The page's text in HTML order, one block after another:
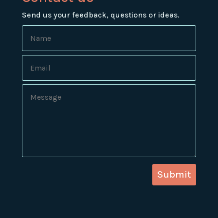
Send us your feedback, questions or ideas.
Submit